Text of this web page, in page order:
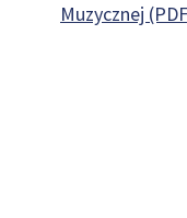
Muzycznej